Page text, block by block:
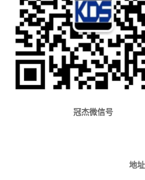
3.2*1.5mm贴片晶振
2*6mm插件32.768K
32.768K有源晶振
FOX晶振
Geyer晶振
EUROQUARTZ晶振
MTI-MILLIREN晶振
冠杰微信号
地